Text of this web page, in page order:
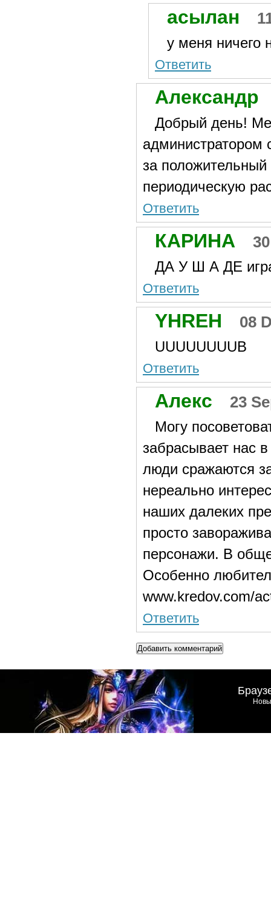
асылан
у меня ничего
Ответить
Александр
Добрый день!
администратором
за положительный
периодическую
Ответить
КАРИНА
ДА У Ш А ДЕ
Ответить
YHREH 08
UUUUUUUUB
Ответить
Алекс 23
Могу
забрасывает нас
люди сражаются
нереально
наших далеких
просто
персонажи. В
Особенно
www.kredov.com/
Ответить
Добавить комментарий